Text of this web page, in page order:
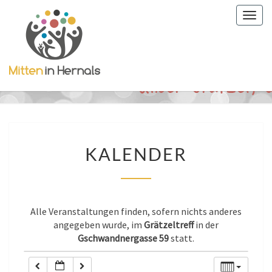
KALENDER
Alle Veranstaltungen finden, sofern nichts anderes
angegeben wurde, im Grätzeltreffin der
Gschwandnergasse 59statt.
0:00
1:00
2:00
5:00